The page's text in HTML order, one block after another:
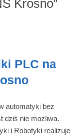
Krosno"
PLC na
automatyki bez
dziś nie możliwa.
i Robotyki realizuje